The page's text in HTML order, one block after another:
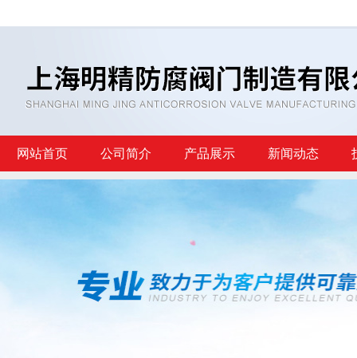
网站首页 公司简介 产品展示 新闻动态